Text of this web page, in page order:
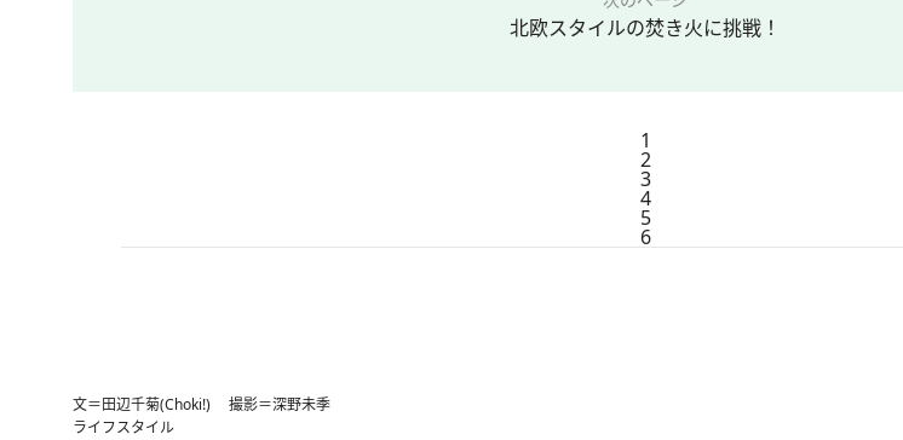
北欧スタイルの焚き火に挑戦！
1
2
3
4
5
6
文＝田辺千菊(Choki!) 撮影＝深野未季
ライフスタイル